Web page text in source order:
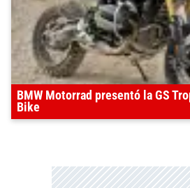
BMW Motorrad presentó la GS
Bike